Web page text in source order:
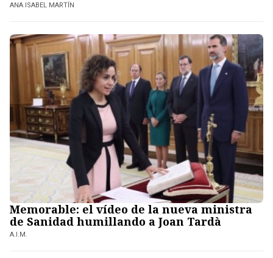
ANA ISABEL MARTÍN
Memorable: el vídeo de la nueva ministra
de Sanidad humillando a Joan Tardà
A.I.M.